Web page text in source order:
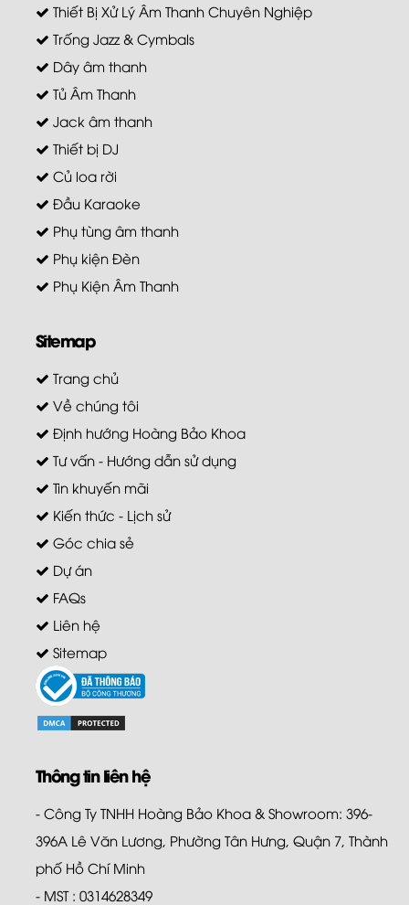
Thiết Bị Xử Lý Âm Thanh Chuyên Nghiệp
Trống Jazz & Cymbals
Dây âm thanh
Tủ Âm Thanh
Jack âm thanh
Thiết bị DJ
Củ loa rời
Đầu Karaoke
Phụ tùng âm thanh
Phụ kiện Đèn
Phụ Kiện Âm Thanh
Sitemap
Trang chủ
Về chúng tôi
Định hướng Hoàng Bảo Khoa
Tư vấn - Hướng dẫn sử dụng
Tin khuyến mãi
Kiến thức - Lịch sử
Góc chia sẻ
Dự án
FAQs
Liên hệ
Sitemap
Thông tin liên hệ
- Công Ty TNHH Hoàng Bảo Khoa & Showroom: 396-
396A Lê Văn Lương, Phường Tân Hưng, Quận 7, Thành
phố Hồ Chí Minh
- MST : 0314628349